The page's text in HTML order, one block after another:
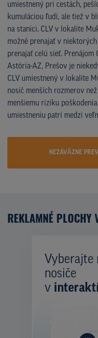
umiestnený pri cestách,
kumuláciou ľudí, ale tiež v
na stanici. CLV v lokalite
možné prenajať v
prenajať celú sieť. Prenájom
Astória-AZ, Prešov je
CLV umiestnený v lokalite
nosič menších rozmerov
menšiemu riziku
umiestneniu patrí medzi
NEZÁVÄZNE
REKLAMNÉ PLOCHY
Vyberajte
nosiče
v